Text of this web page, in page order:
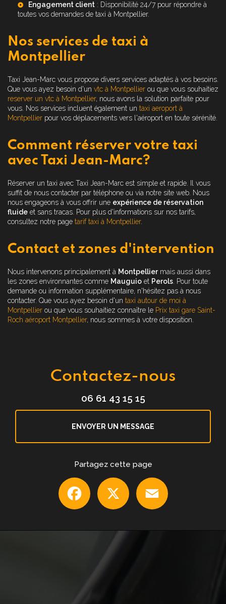
Engagement client : Disponibilité 24/7 pour répondre à
toutes vos demandes de taxi à Montpellier.
Nos services de taxi à
Montpellier
Taxi Jean-Marc vous propose divers services adaptés à vos besoins.
Que vous ayez besoin d'un vtc à Montpellier ou que vous souhaitiez
reserver un vtc à Montpellier, nous avons la solution parfaite pour
vous. Nos services incluent également un taxi aeroport à
Montpellier pour vos déplacements vers l'aéroport en toute sérénité.
Comment réserver votre taxi
avec Taxi Jean-Marc?
Réserver un taxi avec Taxi Jean-Marc est simple et rapide. Il vous
suffit de nous contacter par téléphone ou via notre site web. Nous
nous engageons à vous offrir une expérience de réservation
fluide et sans tracas. Pour plus d'informations sur nos tarifs,
consultez notre page tarif taxi à Montpellier.
Contact et zones d'intervention
Nous intervenons principalement à Montpelliermais aussi dans
les zones environnantes comme Mauguio et Perols . Pour toute
demande ou information supplémentaire, n'hésitez pas à nous
contacter. Que vous ayez besoin d'un taxi autour de moi à
Montpellier ou que vous souhaitiez connaître le Prix taxi gare Saint-
Roch aéroport Montpellier, nous sommes à votre disposition.
Contactez-nous
06 61 43 15 15
ENVOYER UN MESSAGE
Partagez cette page
Facebook